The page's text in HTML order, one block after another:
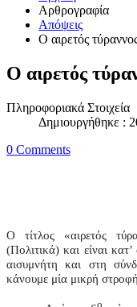
Αρθρογραφία
Απόψεις
Ο αιρετός
Ο αιρετός
Πληροφοριακά Στοιχεία
Δημιουργήθηκε :
0 Comments
Ο τίτλος «αιρετός
(Πολιτικά) και είναι
αισυμνήτη και στη
κάνουμε μία μικρή
ο